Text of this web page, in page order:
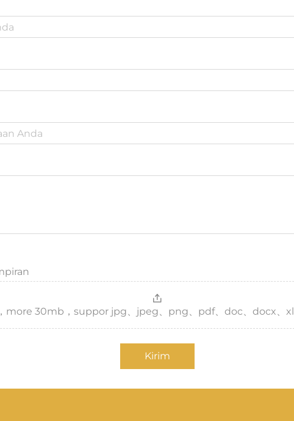
more 30mb，suppor jpg、jpeg、png、pdf、doc、docx、
Kirim